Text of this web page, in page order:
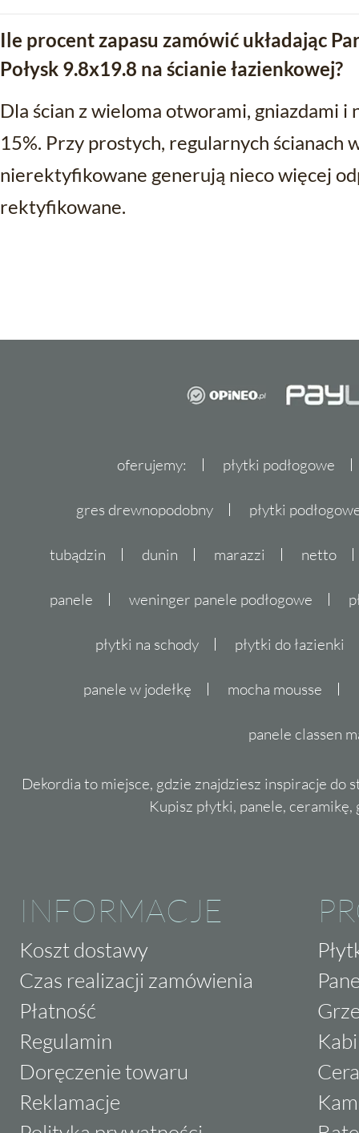
Ile procent zapasu zamówić układając
Połysk 9.8x19.8 na ścianie łazienkowej?
Dla ścian z wieloma otworami, gniazdami
15%. Przy prostych, regularnych ścianach
nierektyfikowane generują nieco więcej
rektyfikowane.
oferujemy: płytki podłogowe
gres drewnopodobny płytki
tubądzin dunin marazzi netto
panele weninger panele podłogowe
płytki na schody płytki do łazienki
panele w jodełkę mocha mousse
panele classen
Dekordia to miejsce, gdzie znajdziesz inspiracje do
Kupisz płytki, panele,
INFORMACJE
Koszt dostawy
Czas realizacji zamówienia
Płatność
Regulamin
Doręczenie towaru
Reklamacje